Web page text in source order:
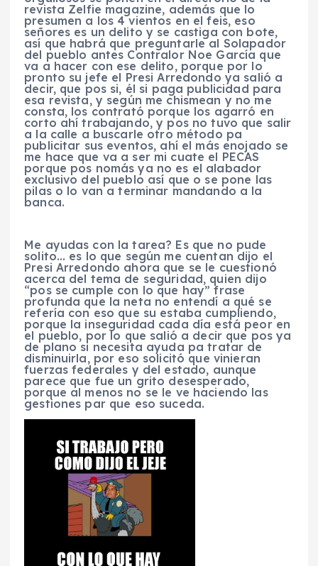
revista Zelfie magazine, además que lo
presumen a los 4 vientos en el feis, eso
señores es un delito y se castiga con bote,
así que habrá que preguntarle al Solapador
del pueblo antes Contralor Noe García que
va a hacer con ese delito, porque por lo
pronto su jefe el Presi Arredondo ya salió a
decir, que pos si, él si paga publicidad para
esa revista, y según me chismean y no me
consta, los contrató porque los agarró en
corto ahí trabajando, y pos no tuvo que salir
a la calle a buscarle otro método pa
publicitar sus eventos, ahí el más enojado se
me hace que va a ser mi cuate el PECAS
porque pos nomás ya no es el alabador
exclusivo del pueblo así que o se pone las
pilas o lo van a terminar mandando a la
banca.
Me ayudas con la tarea? Es que no pude
solito… es lo que según me cuentan dijo el
Presi Arredondo ahora que se le cuestionó
acerca del tema de seguridad, quien dijo
“pos se cumple con lo que hay” frase
profunda que la neta no entendí a qué se
refería con eso que su estaba cumpliendo,
porque la inseguridad cada día está peor en
el pueblo, por lo que salió a decir que pos ya
de plano si necesita ayuda pa tratar de
disminuirla, por eso solicitó que vinieran
fuerzas federales y del estado, aunque
parece que fue un grito desesperado,
porque al menos no se le ve haciendo las
gestiones par que eso suceda.